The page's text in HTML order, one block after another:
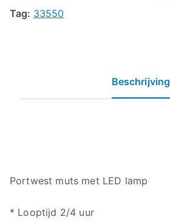
Tag: 33550
Beschrijving
Portwest muts met LED lamp
* Looptijd 2/4 uur